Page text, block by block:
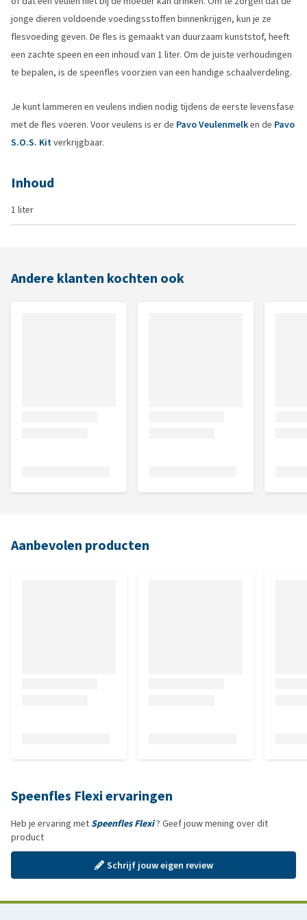
jonge dieren voldoende voedingsstoffen binnenkrijgen, kun je ze
flesvoeding geven. De fles is gemaakt van duurzaam kunststof, heeft
een zachte speen en een inhoud van 1 liter. Om de juiste verhoudingen
te bepalen, is de speenfles voorzien van een handige schaalverdeling.
Je kunt lammeren en veulens indien nodig tijdens de eerste levensfase
met de fles voeren. Voor veulens is er de Pavo Veulenmelken de Pavo
S.O.S. Kitverkrijgbaar.
Inhoud
1 liter
Andere klanten kochten ook
Aanbevolen producten
Speenfles Flexi ervaringen
Heb je ervaring met Speenfles Flexi? Geef jouw mening over dit
product
Schrijf jouw eigen review